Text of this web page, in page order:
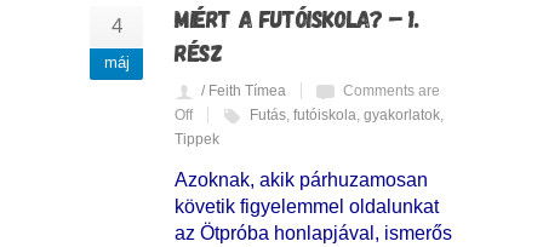
4
máj
MIÉRT A FUTÓISKOLA? – 1.
RÉSZ
/ Feith Tímea
Comments are
Off
Futás, futóiskola, gyakorlatok,
Tippek
Azoknak, akik párhuzamosan
követik figyelemmel oldalunkat
az Ötpróba honlapjával, ismerős